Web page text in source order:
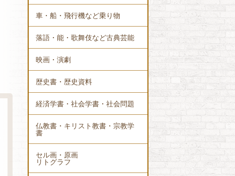
車・船・飛行機など乗り物
落語・能・歌舞伎など古典芸能
映画・演劇
歴史書・歴史資料
経済学書・社会学書・社会問題
仏教書・キリスト教書・宗教学
書
セル画・原画
リトグラフ